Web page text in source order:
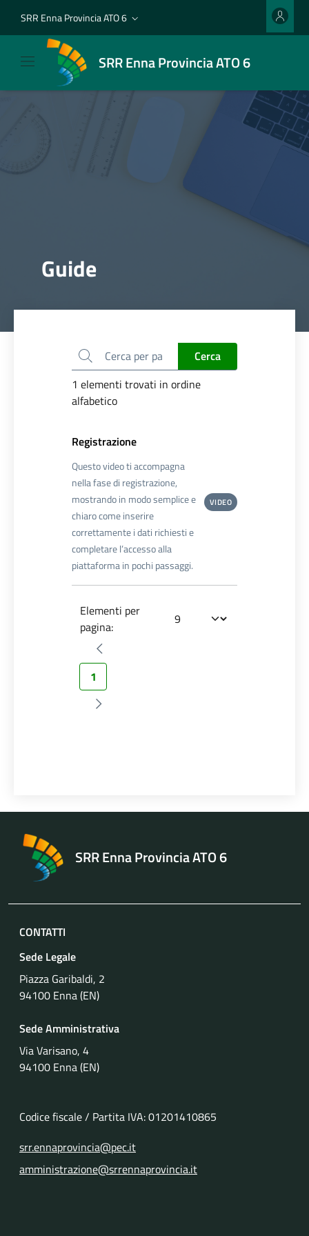
SRR Enna Provincia ATO 6
SRR Enna Provincia ATO 6
Guide
Cerca
Cerca
1 elementi trovati in ordine
alfabetico
Registrazione
Questo video ti accompagna
nella fase di registrazione,
mostrando in modo semplice e
chiaro come inserire
correttamente i dati richiesti e
completare l’accesso alla
piattaforma in pochi passaggi.
VIDEO
Elementi per
pagina:
Pagina precedente
1
Pagina successiva
SRR Enna Provincia ATO 6
CONTATTI
Sede Legale
Piazza Garibaldi, 2
94100 Enna (EN)
Sede Amministrativa
Via Varisano, 4
94100 Enna (EN)
Codice fiscale / Partita IVA: 01201410865
srr.ennaprovincia@pec.it
amministrazione@srrennaprovincia.it